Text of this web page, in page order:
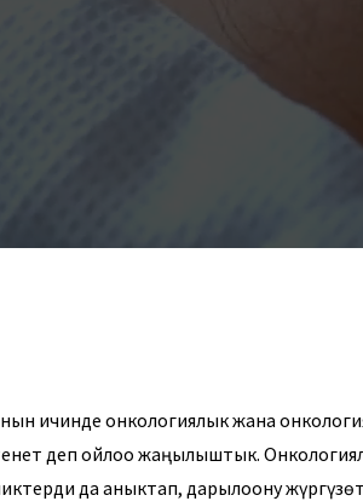
ичинде онкологиялык жана
деп ойлоо жаңылыштык.
да аныктап, дарылоону